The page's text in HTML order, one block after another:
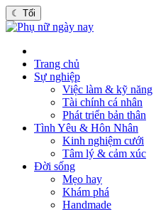
☾ Tối
Trang chủ
Sự nghiệp
Việc làm & kỹ năng
Tài chính cá nhân
Phát triển bản thân
Tình Yêu & Hôn Nhân
Kinh nghiệm cưới
Tâm lý & cảm xúc
Đời sống
Mẹo hay
Khám phá
Handmade